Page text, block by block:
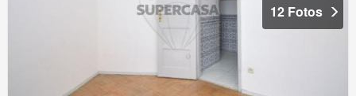
12 Fotos